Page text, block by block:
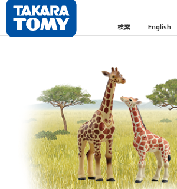
検索 English